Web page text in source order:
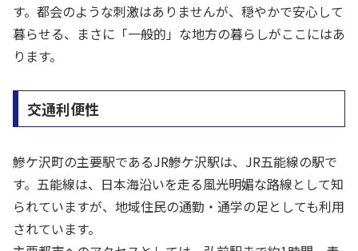
す。都会のような刺激はありませんが、穏やかで安心して
暮らせる、まさに「一般的」な地方の暮らしがここにはあ
ります。
交通利便性
鰺ケ沢町の主要駅であるJR鰺ケ沢駅は、JR五能線の駅で
す。五能線は、日本海沿いを走る風光明媚な路線として知
られていますが、地域住民の通勤・通学の足としても利用
されています。